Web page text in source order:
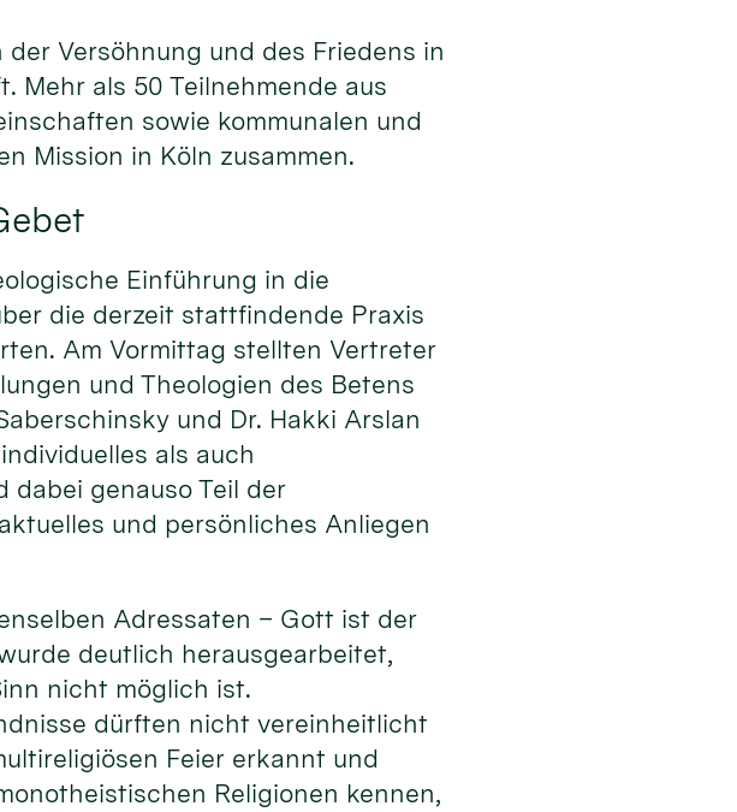
Versöhnung und des Friedens in
Mehr als 50 Teilnehmende aus
sowie kommunalen und
Mission in Köln zusammen.
Einführung in die
die derzeit stattfindende Praxis
Am Vormittag stellten Vertreter
und Theologien des Betens
und Dr. Hakki Arslan
als auch
dabei genauso Teil der
und persönliches Anliegen
Adressaten – Gott ist der
deutlich herausgearbeitet,
nicht möglich ist.
dürften nicht vereinheitlicht
Feier erkannt und
Religionen kennen,